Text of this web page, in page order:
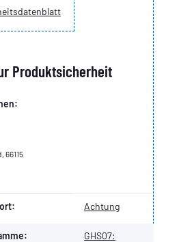
Produktsicherheit
66115
Achtung
GHS07: